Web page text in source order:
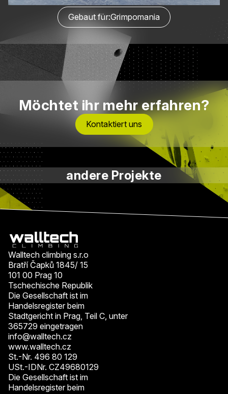
Gebaut für:Grimpomania
Möchtet ihr mehr erfahren?
Kontaktiert uns
andere Projekte
Walltech climbing s.r.o
Bratří Čapků 1845/ 15
101 00 Prag 10
Tschechische Republik
Die Gesellschaft ist im
Handelsregister beim
Stadtgericht in Prag, Teil C, unter
365729 eingetragen
info@walltech.cz
www.walltech.cz
St.-Nr. 496 80 129
USt.-IDNr. CZ49680129
Die Gesellschaft ist im
Handelsregister beim